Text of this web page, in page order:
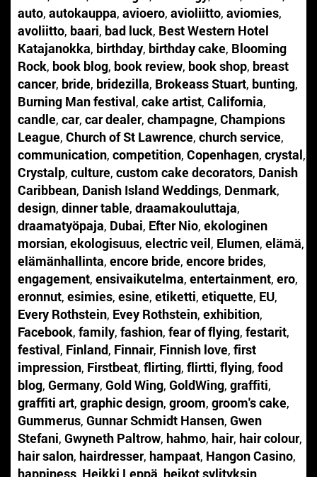
auto, autokauppa, avioero, avioliitto, aviomies,
avoliitto, baari, bad luck, Best Western Hotel
Katajanokka, birthday, birthday cake, Blooming
Rock, book blog, book review, book shop, breast
cancer, bride, bridezilla, Brokeass Stuart, bunting,
Burning Man festival, cake artist, California,
candle, car, car dealer, champagne, Champions
League, Church of St Lawrence, church service,
communication, competition, Copenhagen, crystal,
Crystalp, culture, custom cake decorators, Danish
Caribbean, Danish Island Weddings, Denmark,
design, dinner table, draamakouluttaja,
draamatyöpaja, Dubai, Efter Nio, ekologinen
morsian, ekologisuus, electric veil, Elumen, elämä,
elämänhallinta, encore bride, encore brides,
engagement, ensivaikutelma, entertainment, ero,
eronnut, esimies, esine, etiketti, etiquette, EU,
Every Rothstein, Evey Rothstein, exhibition,
Facebook, family, fashion, fear of flying, festarit,
festival, Finland, Finnair, Finnish love, first
impression, Firstbeat, flirting, flirtti, flying, food
blog, Germany, Gold Wing, GoldWing, graffiti,
graffiti art, graphic design, groom, groom's cake,
Gummerus, Gunnar Schmidt Hansen, Gwen
Stefani, Gwyneth Paltrow, hahmo, hair, hair colour,
hair salon, hairdresser, hampaat, Hangon Casino,
happiness Heikki Leppä heikot sylityksin